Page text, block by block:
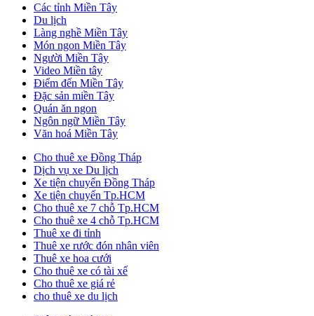
Các tỉnh Miền Tây
Du lịch
Làng nghề Miền Tây
Món ngon Miền Tây
Người Miền Tây
Video Miền tây
Điểm đến Miền Tây
Đặc sản miền Tây
Quán ăn ngon
Ngôn ngữ Miền Tây
Văn hoá Miền Tây
Cho thuê xe Đồng Tháp
Dịch vụ xe Du lịch
Xe tiện chuyến Đồng Tháp
Xe tiện chuyến Tp.HCM
Cho thuê xe 7 chỗ Tp.HCM
Cho thuê xe 4 chỗ Tp.HCM
Thuê xe đi tỉnh
Thuê xe rước đón nhân viên
Thuê xe hoa cưới
Cho thuê xe có tài xế
Cho thuê xe giá rẻ
cho thuê xe du lịch